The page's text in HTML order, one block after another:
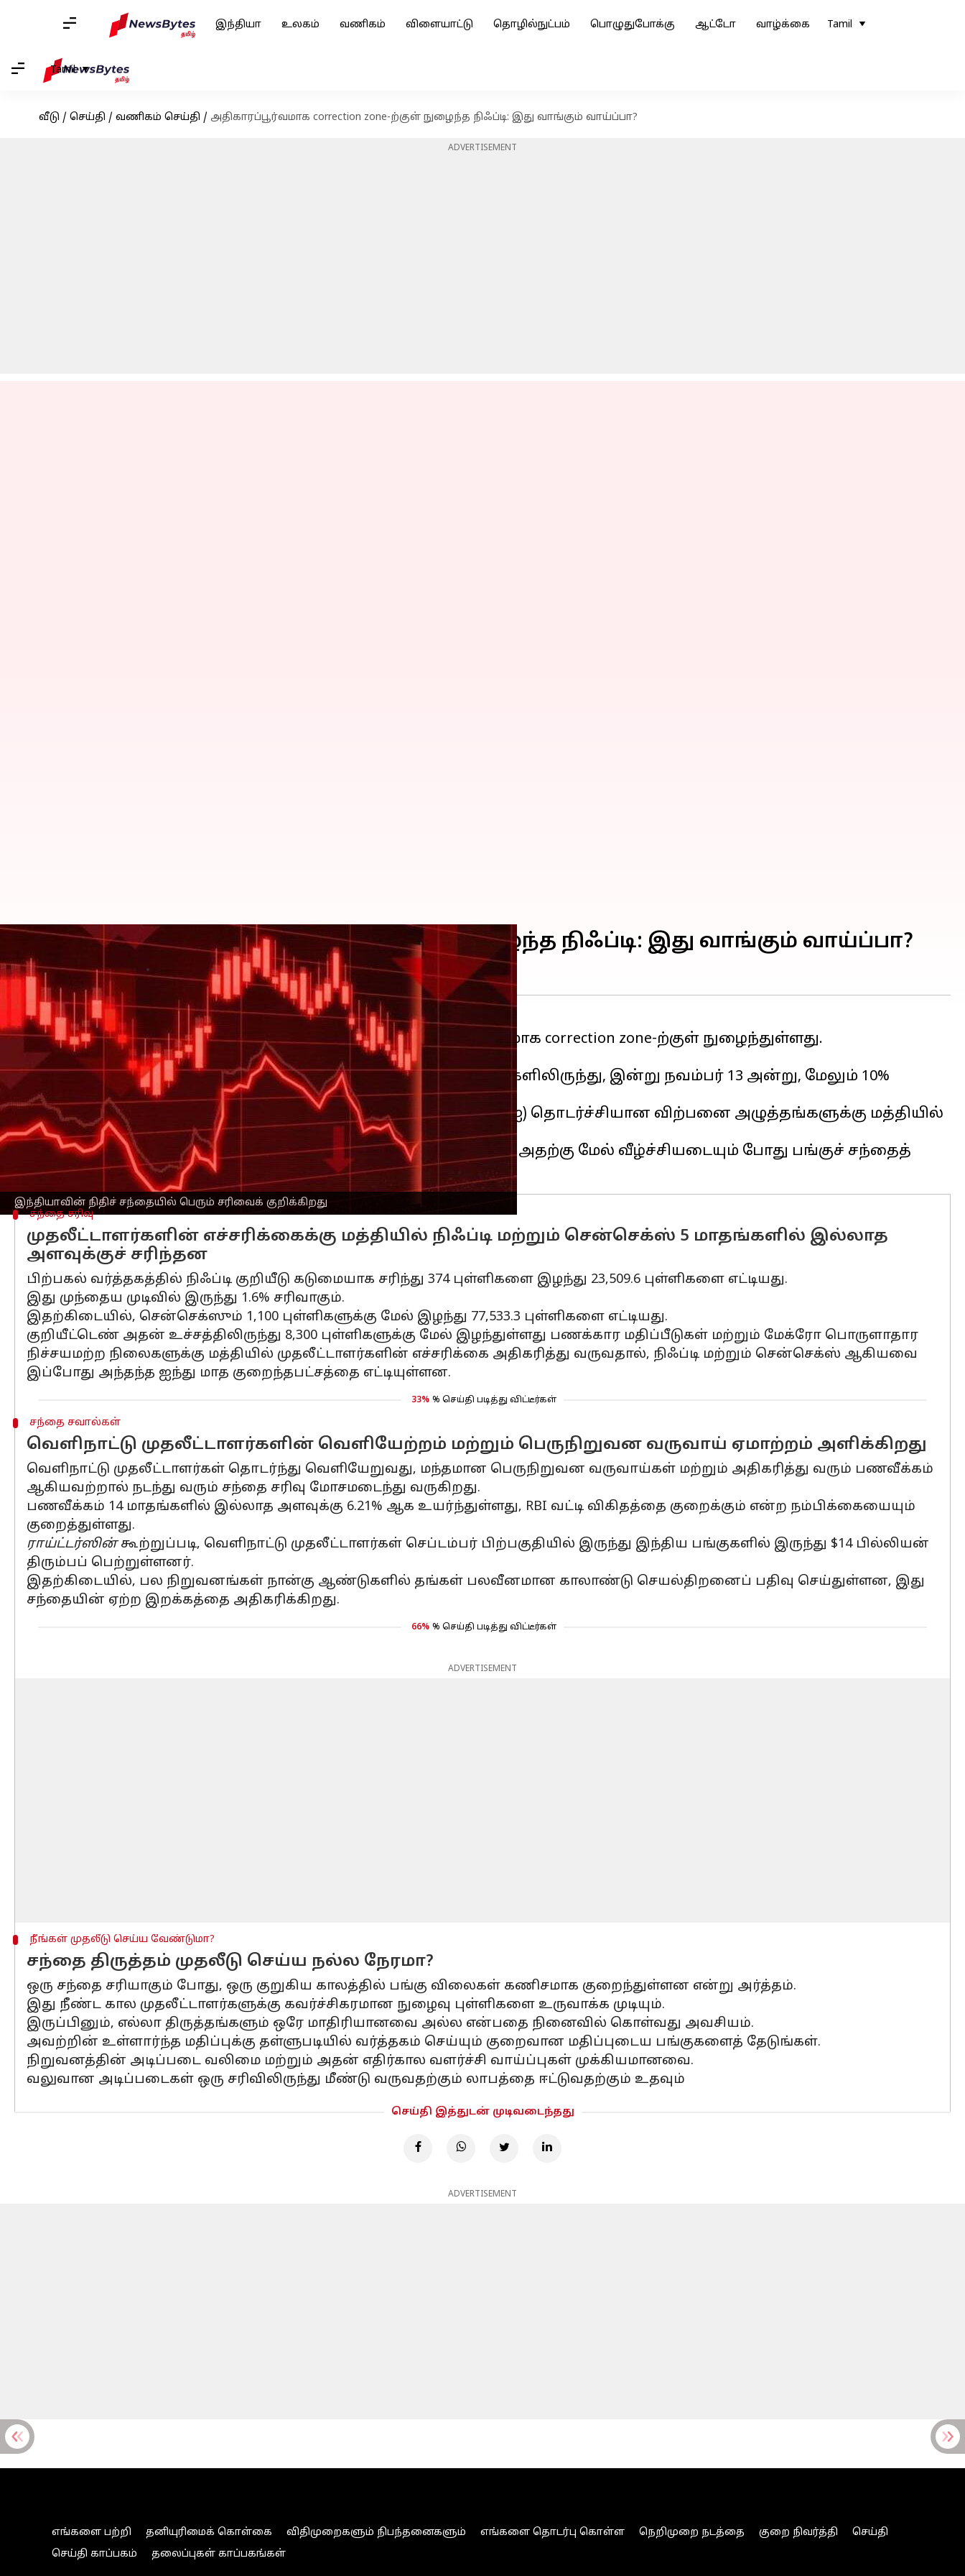
இந்தியா உலகம் வணிகம் விளையாட்டு தொழில்நுட்பம் பொழுதுபோக்கு ஆட்டோ வாழ்க்கை Tamil
Tamil
வீடு / செய்தி / வணிகம் செய்தி / அதிகாரப்பூர்வமாக correction zone-ற்குள் நுழைந்த நிஃப்டி: இது வாங்கும் வாய்ப்பா?
ADVERTISEMENT
இந்தியாவின் நிதிச் சந்தையில் பெரும் சரிவைக் குறிக்கிறது
அதிகாரப்பூர்வமாக correction zone-ற்குள் நுழைந்த நிஃப்டி: இது வாங்கும் வாய்ப்பா?
எழுதியவர் Venkatalakshmi V 05:24 pm
செய்தி முன்னோட்டம்
தேசியபங்குச் சந்தையின்(NSE)நிஃப்டி50 குறியீடு அதிகாரப்பூர்வமாக correction zone-ற்குள் நுழைந்துள்ளது.
இது இந்தியாவின் நிதிச் சந்தையில் பெரும் சரிவைக் குறிக்கிறது.
குறியீடு செப்டம்பர் 27 அன்று, அதன் சாதனையான 26,277.35 புள்ளிகளிலிருந்து, இன்று நவம்பர் 13 அன்று, மேலும் 10%
சரிந்தது.
இன்றைய சரிவு, வெளிநாட்டு நிறுவன முதலீட்டாளர்களின் (எஃப்ஐஐ) தொடர்ச்சியான விற்பனை அழுத்தங்களுக்கு மத்தியில்
குறியீட்டின் ஐந்தாவது தொடர்ச்சியான இழப்பைக் குறிக்கிறது.
முதன்மைக் குறியீடு அதன் சமீபத்திய உயர்விலிருந்து 10% அல்லது அதற்கு மேல் வீழ்ச்சியடையும் போது பங்குச் சந்தைத்
சந்தை சரிவு
முதலீட்டாளர்களின் எச்சரிக்கைக்கு மத்தியில் நிஃப்டி மற்றும் சென்செக்ஸ் 5 மாதங்களில் இல்லாத
அளவுக்குச் சரிந்தன
பிற்பகல் வர்த்தகத்தில் நிஃப்டி குறியீடு கடுமையாக சரிந்து 374 புள்ளிகளை இழந்து 23,509.6 புள்ளிகளை எட்டியது.
இது முந்தைய முடிவில் இருந்து 1.6% சரிவாகும்.
இதற்கிடையில், சென்செக்ஸும் 1,100 புள்ளிகளுக்கு மேல் இழந்து 77,533.3 புள்ளிகளை எட்டியது.
குறியீட்டெண் அதன் உச்சத்திலிருந்து 8,300 புள்ளிகளுக்கு மேல் இழந்துள்ளது பணக்கார மதிப்பீடுகள் மற்றும் மேக்ரோ பொருளாதார
நிச்சயமற்ற நிலைகளுக்கு மத்தியில் முதலீட்டாளர்களின் எச்சரிக்கை அதிகரித்து வருவதால், நிஃப்டி மற்றும் சென்செக்ஸ் ஆகியவை
இப்போது அந்தந்த ஐந்து மாத குறைந்தபட்சத்தை எட்டியுள்ளன.
33% % செய்தி படித்து விட்டீர்கள்
சந்தை சவால்கள்
வெளிநாட்டு முதலீட்டாளர்களின் வெளியேற்றம் மற்றும் பெருநிறுவன வருவாய் ஏமாற்றம் அளிக்கிறது
வெளிநாட்டு முதலீட்டாளர்கள் தொடர்ந்து வெளியேறுவது, மந்தமான பெருநிறுவன வருவாய்கள் மற்றும் அதிகரித்து வரும் பணவீக்கம்
ஆகியவற்றால் நடந்து வரும் சந்தை சரிவு மோசமடைந்து வருகிறது.
பணவீக்கம் 14 மாதங்களில் இல்லாத அளவுக்கு 6.21% ஆக உயர்ந்துள்ளது, RBI வட்டி விகிதத்தை குறைக்கும் என்ற நம்பிக்கையையும்
குறைத்துள்ளது.
ராய்ட்டர்ஸின்கூற்றுப்படி, வெளிநாட்டு முதலீட்டாளர்கள் செப்டம்பர் பிற்பகுதியில் இருந்து இந்திய பங்குகளில் இருந்து $14 பில்லியன்
திரும்பப் பெற்றுள்ளனர்.
இதற்கிடையில், பல நிறுவனங்கள் நான்கு ஆண்டுகளில் தங்கள் பலவீனமான காலாண்டு செயல்திறனைப் பதிவு செய்துள்ளன, இது
சந்தையின் ஏற்ற இறக்கத்தை அதிகரிக்கிறது.
66% % செய்தி படித்து விட்டீர்கள்
ADVERTISEMENT
நீங்கள் முதலீடு செய்ய வேண்டுமா?
சந்தை திருத்தம் முதலீடு செய்ய நல்ல நேரமா?
ஒரு சந்தை சரியாகும் போது, ​​ஒரு குறுகிய காலத்தில் பங்கு விலைகள் கணிசமாக குறைந்துள்ளன என்று அர்த்தம்.
இது நீண்ட கால முதலீட்டாளர்களுக்கு கவர்ச்சிகரமான நுழைவு புள்ளிகளை உருவாக்க முடியும்.
இருப்பினும், எல்லா திருத்தங்களும் ஒரே மாதிரியானவை அல்ல என்பதை நினைவில் கொள்வது அவசியம்.
அவற்றின் உள்ளார்ந்த மதிப்புக்கு தள்ளுபடியில் வர்த்தகம் செய்யும் குறைவான மதிப்புடைய பங்குகளைத் தேடுங்கள்.
நிறுவனத்தின் அடிப்படை வலிமை மற்றும் அதன் எதிர்கால வளர்ச்சி வாய்ப்புகள் முக்கியமானவை.
வலுவான அடிப்படைகள் ஒரு சரிவிலிருந்து மீண்டு வருவதற்கும் லாபத்தை ஈட்டுவதற்கும் உதவும்
செய்தி இத்துடன் முடிவடைந்தது
ADVERTISEMENT
எங்களை பற்றி தனியுரிமைக் கொள்கை விதிமுறைகளும் நிபந்தனைகளும் எங்களை தொடர்பு கொள்ள நெறிமுறை நடத்தை குறை நிவர்த்தி
செய்தி
செய்தி காப்பகம்
தலைப்புகள் காப்பகங்கள்